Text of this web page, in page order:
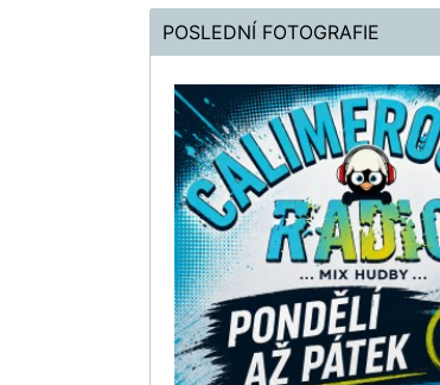
POSLEDNÍ FOTOGRAFIE